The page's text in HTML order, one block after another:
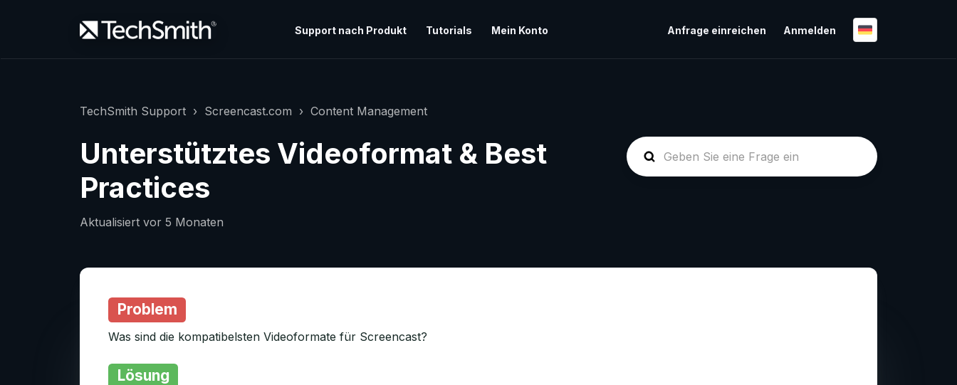
Support nach Produkt Tutorials Mein Konto Anfrage einreichen Anmelden
TechSmith Support Screencast.com Content Management
Unterstütztes Videoformat & Best
Practices
Aktualisiert vor 5 Monaten
Problem
Was sind die kompatibelsten Videoformate für Screencast?
Lösung